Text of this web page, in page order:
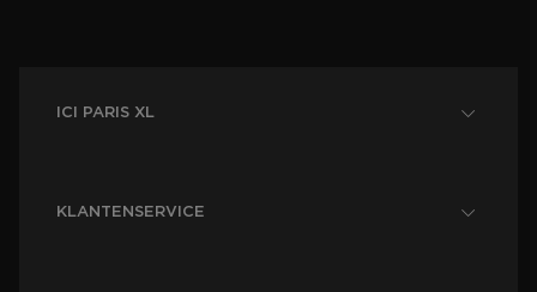
ICI PARIS XL
KLANTENSERVICE